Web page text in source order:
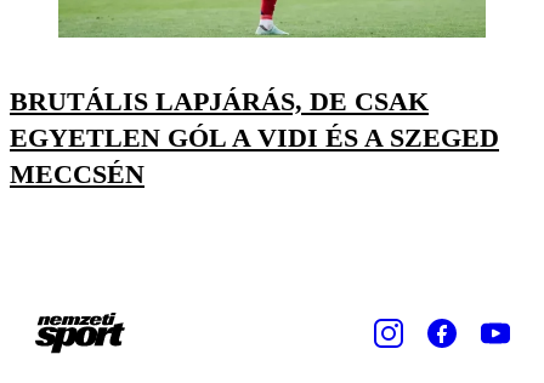
BRUTÁLIS LAPJÁRÁS, DE CSAK
EGYETLEN GÓL A VIDI ÉS A SZEGED
MECCSÉN